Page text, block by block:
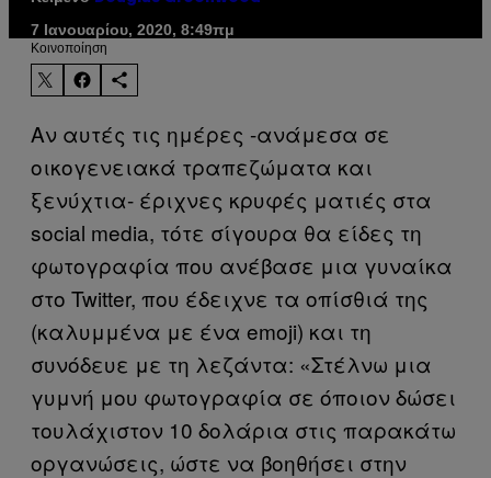
7 Ιανουαρίου, 2020, 8:49πμ
Kοινοποίηση
Αν αυτές τις ημέρες -ανάμεσα σε
οικογενειακά τραπεζώματα και
ξενύχτια- έριχνες κρυφές ματιές στα
social media, τότε σίγουρα θα είδες τη
φωτογραφία που ανέβασε μια γυναίκα
στο Twitter, που έδειχνε τα οπίσθιά της
(καλυμμένα με ένα emoji) και τη
συνόδευε με τη λεζάντα: «Στέλνω μια
γυμνή μου φωτογραφία σε όποιον δώσει
τουλάχιστον 10 δολάρια στις παρακάτω
οργανώσεις, ώστε να βοηθήσει στην